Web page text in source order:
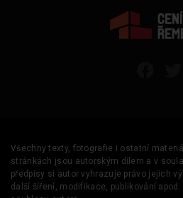
Všechny texty, fotografie i ostatní
stránkách jsou autorským dílem a v
předpisy si autor vyhrazuje právo jejich
další šíření, modifikace, publikování